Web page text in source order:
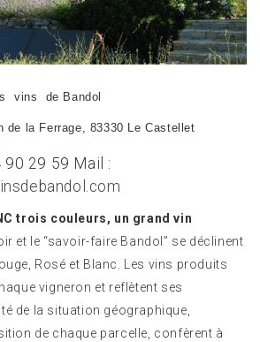
vins de Bandol
de la Ferrage, 83330 Le Castellet
90 29 59 Mail :
trois couleurs, un grand vin
et le “savoir-faire Bandol” se déclinent
Rosé et Blanc. Les vins produits
vigneron et reflètent ses
de la situation géographique,
de chaque parcelle, confèrent à